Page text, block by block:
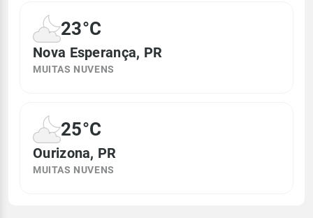
23°C
Nova Esperança, PR
MUITAS NUVENS
25°C
Ourizona, PR
MUITAS NUVENS